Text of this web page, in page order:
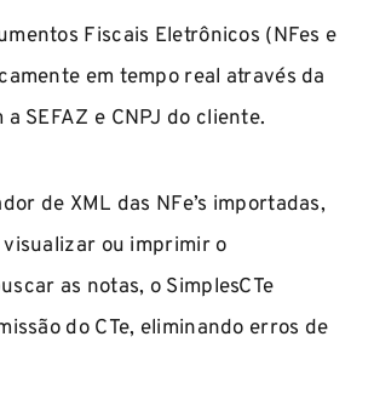
Fiscais Eletrônicos (NFes e
em tempo real através da
SEFAZ e CNPJ do cliente.
de XML das NFe’s importadas,
ou imprimir o
as notas, o SimplesCTe
do CTe, eliminando erros de